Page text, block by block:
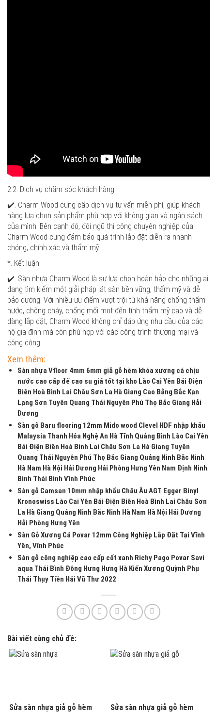
2.2. Dịch vụ chăm sóc khách hàng
✔️. Charm Wood cung cấp dịch vụ tư vấn miễn phí, giúp khách
hàng lựa chọn sản phẩm phù hợp với không gian và ngân sách
của mình. Bên cạnh đó, đội ngũ thi công chuyên nghiệp của
Charm Wood cũng đảm bảo quá trình lắp đặt diễn ra nhanh
chóng, chính xác và thẩm mỹ.
*. Kết luận
✔️. Sàn nhựa Charm Wood là sự lựa chọn hoàn hảo cho những ai
đang tìm kiếm một giải pháp lát sàn bền vững, thẩm mỹ và dễ
bảo dưỡng. Với nhiều ưu điểm vượt trội từ khả năng chống thấm
nước, chống cháy, chống mối mọt đến tính thẩm mỹ cao và dễ
dàng lắp đặt, Charm Wood không chỉ đáp ứng nhu cầu của các
hộ gia đình mà còn phù hợp với các công trình thương mại và
công cộng.
Xem thêm:
Sàn nhựa Vfloor 4mm 6mm giả gỗ hèm khóa xương cá chịu
nước cao cấp đế cao su giá tốt tại kho Lào Cai Yên Bái Điện
Biên Hoà Bình Lai Châu Sơn La Hà Giang Cao Bằng Bắc Kạn
Lạng Sơn Tuyên Quang Thái Nguyên Phú Thọ Bắc Giang Hải
Dương
Sàn gỗ Baru flooring 12mm Mido wood Clevel HDF nhập khẩu
Malaysia Thanh Hóa Nghệ An Hà Tĩnh Quảng Bình Lào Cai Yên
Bái Điện Biên Hoà Bình Lai Châu Sơn La Hà Giang Tuyên
Quang Thái Nguyên Phú Thọ Bắc Giang Quảng Ninh Bắc Ninh
Hà Nam Hà Nội Hải Dương Hải Phòng Hưng Yên Nam Định Ninh
Bình Thái Bình Vĩnh Phúc
Sàn gỗ Camsan 10mm nhập khẩu Châu Âu AGT Egger Binyl
Kronoswiss Lào Cai Yên Bái Điện Biên Hoà Bình Lai Châu Sơn
La Hà Giang Quảng Ninh Bắc Ninh Hà Nam Hà Nội Hải Dương
Hải Phòng Hưng Yên
Sàn Gỗ Xương Cá Povar 12mm Công Nghiệp Lắp Đặt Tại Vĩnh
Yên, Vĩnh Phúc
Sàn gỗ công nghiệp cao cấp cốt xanh Richy Pago Povar Savi
aqua Thái Bình Đông Hưng Hưng Hà Kiến Xương Quỳnh Phụ
Thái Thụy Tiền Hải Vũ Thư 2022
Bài viết cùng chủ đề:
Sửa sàn nhựa giả gỗ hèm
Sửa sàn nhựa giả gỗ hèm